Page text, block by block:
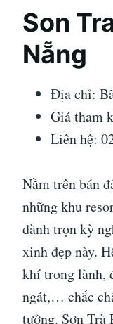
Son
Nẵng
Địa chỉ:
Giá tham
Liên hệ:
Nằm trên bán
những khu
dành trọn kỳ
xinh đẹp này.
khí trong lành,
ngát,… chắc
tưởng. Sơn Trà